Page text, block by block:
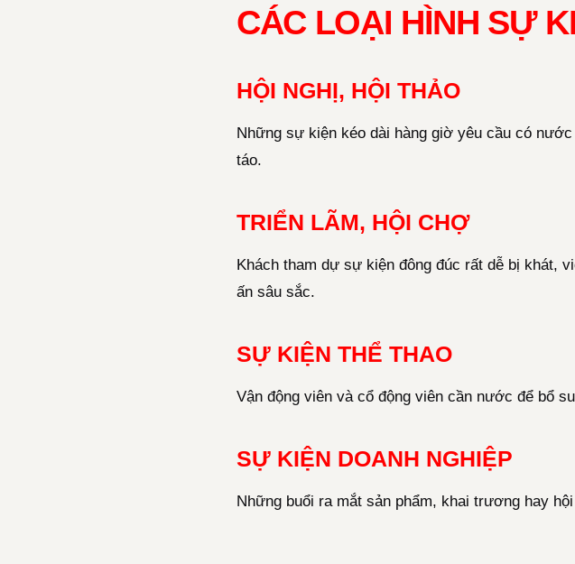
CÁC LOẠI HÌNH SỰ
HỘI NGHỊ, HỘI THẢO
Những sự kiện kéo dài hàng giờ yêu cầu có
táo.
TRIỂN LÃM, HỘI CHỢ
Khách tham dự sự kiện đông đúc rất dễ bị khát,
ấn sâu sắc.
SỰ KIỆN THỂ THAO
Vận động viên và cổ động viên cần nước để bổ
SỰ KIỆN DOANH NGHIỆP
Những buổi ra mắt sản phẩm, khai trương hay